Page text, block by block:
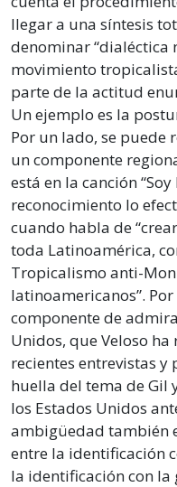
llegar a una síntesis
denominar “dialéctica
movimiento
parte de la actitud
Un ejemplo es la
Por un lado, se puede
un componente
está en la canción
reconocimiento lo
cuando habla de
toda Latinoamérica,
Tropicalismo anti-
latinoamericanos”.
componente de
Unidos, que Veloso
recientes entrevistas
huella del tema de Gil
los Estados Unidos
ambigüedad también
entre la identificación
la identificación con